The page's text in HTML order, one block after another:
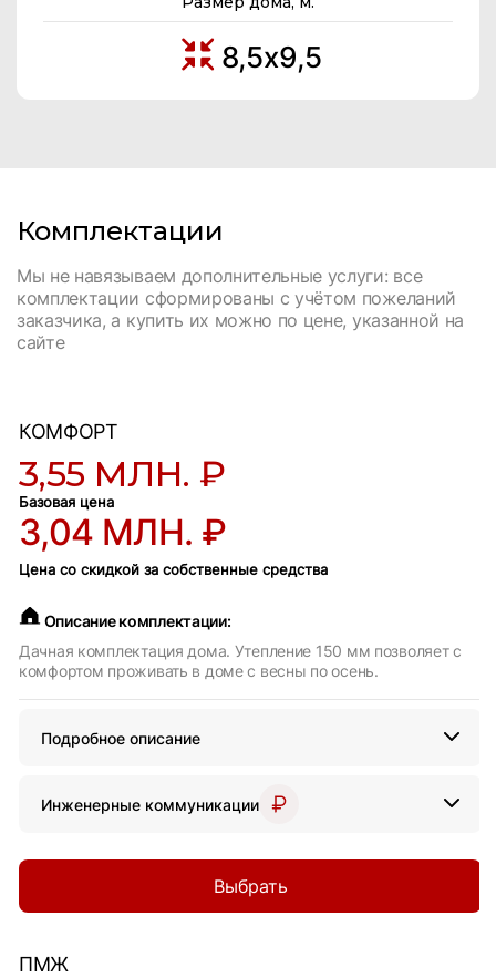
8,5х9,5
Комплектации
Мы не навязываем дополнительные услуги: все
комплектации сформированы с учётом пожеланий
заказчика, а купить их можно по цене, указанной на
сайте
КОМФОРТ
3,55 МЛН. ₽
Базовая цена
3,04 МЛН. ₽
Цена со скидкой за собственные средства
Описание комплектации:
Дачная комплектация дома. Утепление 150 мм позволяет с
комфортом проживать в доме с весны по осень.
Подробное описание
Инженерные коммуникации
Выбрать
ПМЖ